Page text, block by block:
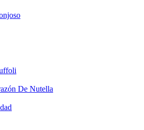
De Nutella